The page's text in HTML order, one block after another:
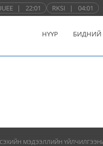
| 22:01 RKSI | 04:01
НҮҮР БИДНИЙ
МЭДЭЭЛЛИЙН